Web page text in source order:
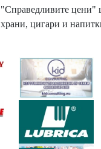
"Справедливите цени"
храни, цигари и